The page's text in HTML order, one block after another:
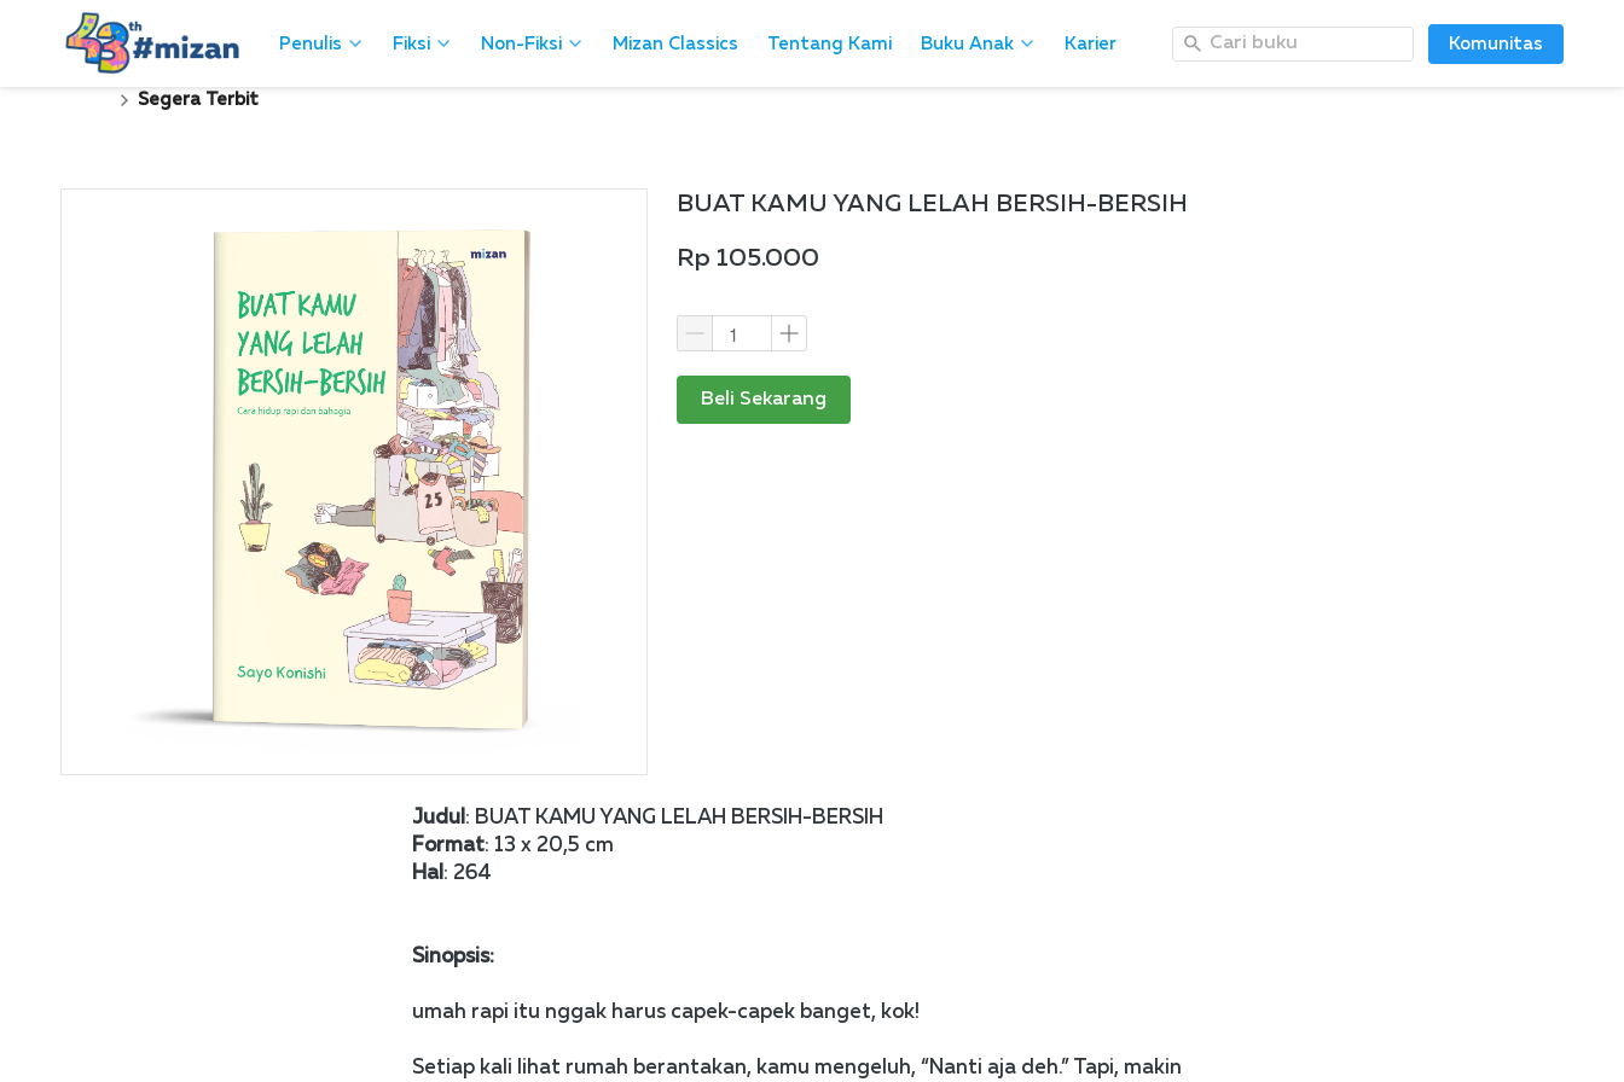
Penulis Fiksi Non-Fiksi Mizan Classics Tentang Kami Buku Anak Karier Cari buku Komunitas
Penulis Fiksi Non-Fiksi Mizan Classics Tentang Kami Buku Anak Karier Cari buku Komunitas
Segera Terbit
BUAT KAMU YANG LELAH BERSIH-BERSIH
Rp 105.000
Beli Sekarang
Judul : BUAT KAMU YANG LELAH BERSIH-BERSIH
Format: 13 x 20,5 cm
Hal : 264
Sinopsis:
umah rapi itu nggak harus capek-capek banget, kok!
Setiap kali lihat rumah berantakan, kamu mengeluh, “Nanti aja deh.” Tapi, makin